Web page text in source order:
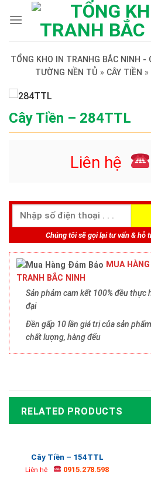
TỔNG KHO IN TRANHG BẮC NINH -
TƯỜNG NỀN TỦ » CÂY TIỀN »
Cây Tiền – 284TTL
Liên hệ
Chúng tôi sẽ gọi lại tư vấn & hỗ
MUA
TRANH BẮC NINH
Sản phảm cam kết 100% đều thực
đại
Đền gấp 10 lần giá trị của sản
chất lượng, hàng đểu
RELATED PRODUCTS
Cây Tiền – 154TTL
Liên hệ 0915.278.598